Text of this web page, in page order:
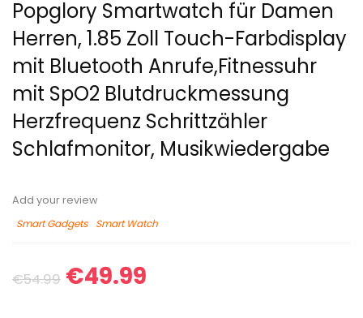
Popglory Smartwatch für Damen
Herren, 1.85 Zoll Touch-Farbdisplay
mit Bluetooth Anrufe,Fitnessuhr
mit SpO2 Blutdruckmessung
Herzfrequenz Schrittzähler
Schlafmonitor, Musikwiedergabe
Add your review
Smart Gadgets
Smart Watch
€54.99 €49.99